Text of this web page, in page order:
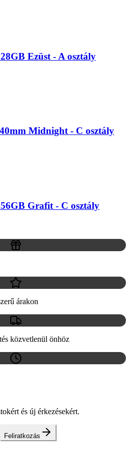
Ezüst - A osztály
Midnight - C osztály
Grafit - C osztály
árakon
közvetlenül önhöz
és új érkezésekért.
Feliratkozás